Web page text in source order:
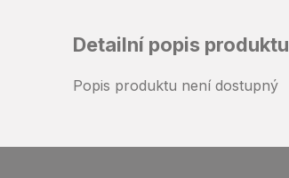
Detailní popis produktu
Popis produktu není dostupný